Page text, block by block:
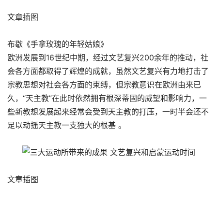
文章插图
布歇《手拿玫瑰的年轻姑娘》
欧洲发展到16世纪中期，经过文艺复兴200余年的推动，社
会各方面都取得了辉煌的成就，虽然文艺复兴有力地打击了
宗教思想对社会各方面的束缚，但宗教意识在欧洲由来已
久，“天主教”在此时依然拥有根深蒂固的威望和影响力，一
些新教想发展起来经常会受到天主教的打压，一时半会还不
足以动摇天主教一支独大的根基 。
文章插图